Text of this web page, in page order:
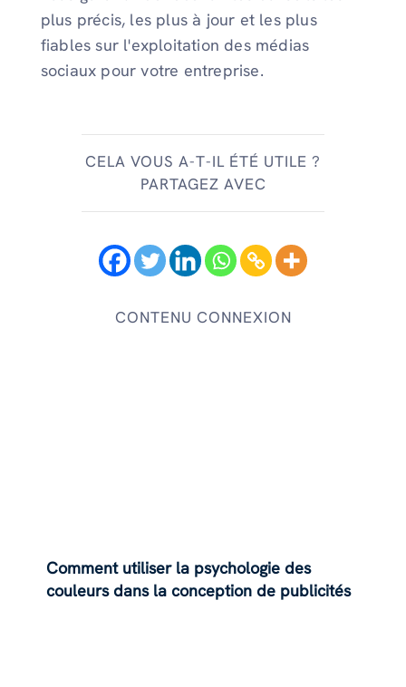
plus précis, les plus à jour et les plus
fiables sur l'exploitation des médias
sociaux pour votre entreprise.
CELA VOUS A-T-IL ÉTÉ UTILE ?
PARTAGEZ AVEC
CONTENU CONNEXION
Comment utiliser la psychologie des
couleurs dans la conception de publicités